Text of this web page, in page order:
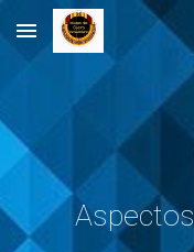
Skip to main content